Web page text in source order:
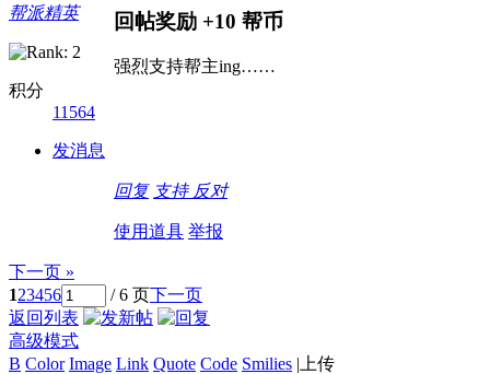
帮派精英
积分
11564
发消息
回帖奖励 +10 帮币
强烈支持帮主ing……
回复 支持 反对
使用道具 举报
下一页 »
123456 / 6 页下一页
返回列表
高级模式
B Color Image Link Quote Code Smilies | 上传